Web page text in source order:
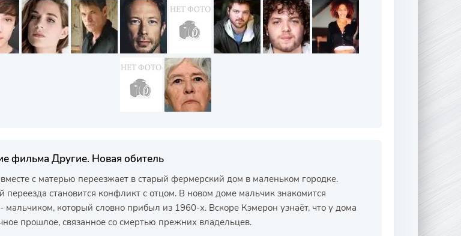
фильма Другие. Новая обитель
с матерью переезжает в старый фермерский дом в маленьком городке.
переезда становится конфликт с отцом. В новом доме мальчик знакомится
который словно прибыл из 1960-х. Вскоре Кэмерон узнаёт, что у дома
прошлое, связанное со смертью прежних владельцев.